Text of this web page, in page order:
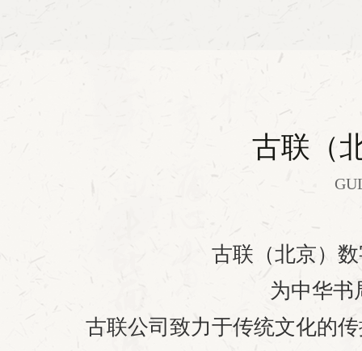
古联（
古联（北京）
为中华书
古联公司致力于传统文化的